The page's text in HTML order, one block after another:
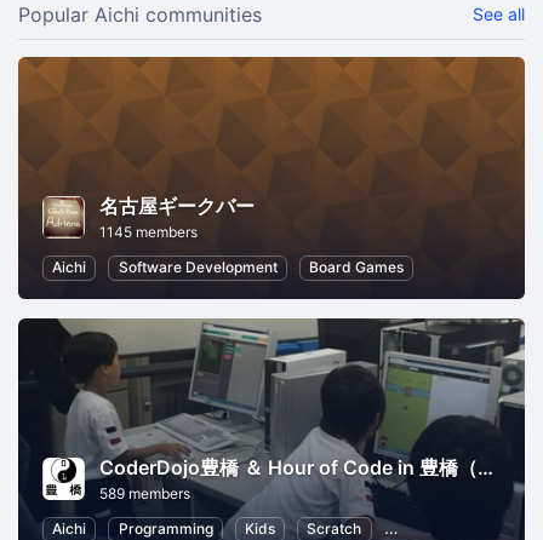
Popular Aichi communities See all
名古屋ギークバー
1145 members
Aichi
Software Development Board Games
CoderDojo豊橋 ＆ Hour of Code in 豊橋（豊橋創造大学 今井ゼミプロジェクト）
589 members
Aichi
Programming Kids Scratch Programming for